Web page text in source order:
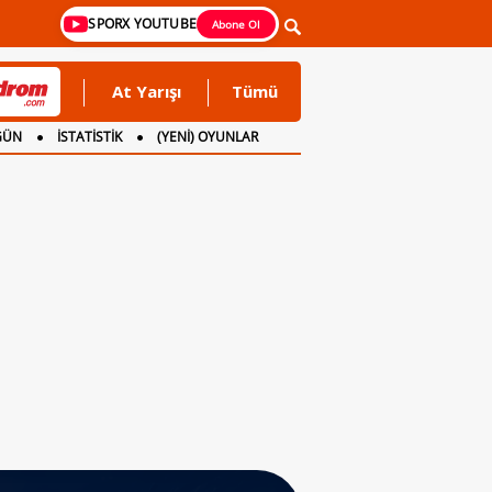
SPORX YOUTUBE Abone Ol
At Yarışı Tümü
İSTATİSTİK (YENİ) OYUNLAR